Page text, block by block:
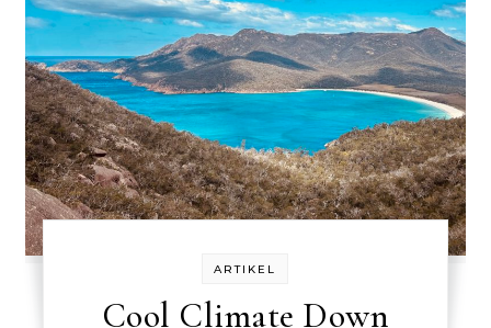
ARTIKEL
Cool Climate Down